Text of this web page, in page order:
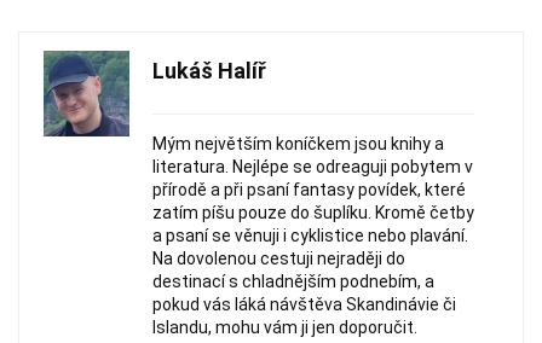
Lukáš Halíř
Mým největším koníčkem jsou knihy a
literatura. Nejlépe se odreaguji pobytem v
přírodě a při psaní fantasy povídek, které
zatím píšu pouze do šuplíku. Kromě četby
a psaní se věnuji i cyklistice nebo plavání.
Na dovolenou cestuji nejraději do
destinací s chladnějším podnebím, a
pokud vás láká návštěva Skandinávie či
Islandu, mohu vám ji jen doporučit.